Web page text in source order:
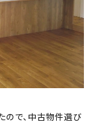
ので、中古物件選び